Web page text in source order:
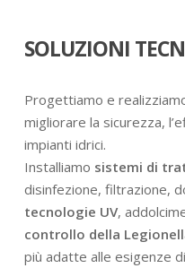
SOLUZIONI
Progettiamo e
migliorare la sicurezza,
impianti idrici.
Installiamo sistemi di
disinfezione, filtrazione,
tecnologie UV,
controllo della Legionell
più adatte alle esigenze